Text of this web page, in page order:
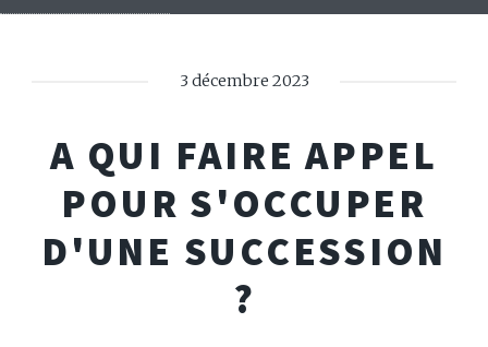
3 décembre 2023
A QUI FAIRE APPEL
POUR S'OCCUPER
D'UNE SUCCESSION
?